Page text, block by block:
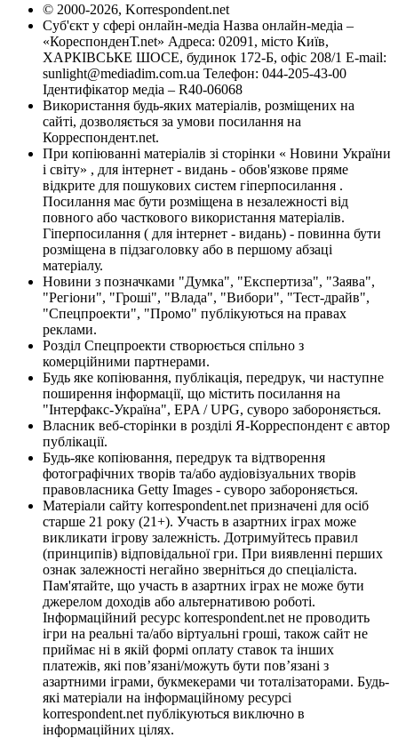
© 2000-2026, Korrespondent.net
Суб'єкт у сфері онлайн-медіа Назва онлайн-медіа –
«КореспонденТ.net» Адреса: 02091, місто Київ,
ХАРКІВСЬКЕ ШОСЕ, будинок 172-Б, офіс 208/1 E-mail:
sunlight@mediadim.com.ua Телефон: 044-205-43-00
Ідентифікатор медіа – R40-06068
Використання будь-яких матеріалів, розміщених на
сайті, дозволяється за умови посилання на
Корреспондент.net.
При копіюванні матеріалів зі сторінки « Новини України
і світу» , для інтернет - видань - обов'язкове пряме
відкрите для пошукових систем гіперпосилання .
Посилання має бути розміщена в незалежності від
повного або часткового використання матеріалів.
Гіперпосилання ( для інтернет - видань) - повинна бути
розміщена в підзаголовку або в першому абзаці
матеріалу.
Новини з позначками "Думка", "Експертиза", "Заява",
"Регіони", "Гроші", "Влада", "Вибори", "Тест-драйв",
"Спецпроекти", "Промо" публікуються на правах
реклами.
Розділ Спецпроекти створюється спільно з
комерційними партнерами.
Будь яке копіювання, публікація, передрук, чи наступне
поширення інформації, що містить посилання на
"Інтерфакс-Україна", EPA / UPG, суворо забороняється.
Власник веб-сторінки в розділі Я-Корреспондент є автор
публікації.
Будь-яке копіювання, передрук та відтворення
фотографічних творів та/або аудіовізуальних творів
правовласника Getty Images - суворо забороняється.
Матеріали сайту korrespondent.net призначені для осіб
старше 21 року (21+). Участь в азартних іграх може
викликати ігрову залежність. Дотримуйтесь правил
(принципів) відповідальної гри. При виявленні перших
ознак залежності негайно зверніться до спеціаліста.
Пам'ятайте, що участь в азартних іграх не може бути
джерелом доходів або альтернативою роботі.
Інформаційний ресурс korrespondent.net не проводить
ігри на реальні та/або віртуальні гроші, також сайт не
приймає ні в якій формі оплату ставок та інших
платежів, які пов’язані/можуть бути пов’язані з
азартними іграми, букмекерами чи тоталізаторами. Будь-
які матеріали на інформаційному ресурсі
korrespondent.net публікуються виключно в
інформаційних цілях.